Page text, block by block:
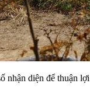
nhận diện để thuận lợi